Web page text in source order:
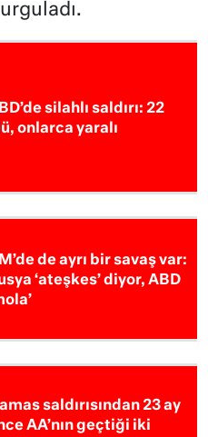
silahlı saldırı: 22
onlarca yaralı
de ayrı bir savaş var:
‘ateşkes’ diyor, ABD
saldırısından 23 ay
AA’nın geçtiği iki